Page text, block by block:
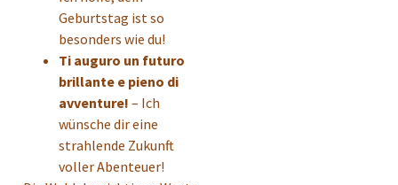
Geburtstag ist so
besonders wie du!
Ti auguro un futuro
brillante e pieno di
avventure! – Ich
wünsche dir eine
strahlende Zukunft
voller Abenteuer!